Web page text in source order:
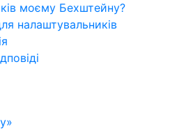
моєму Бехштейну?
налаштувальників